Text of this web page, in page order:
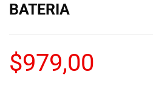
BATERIA
$979,00